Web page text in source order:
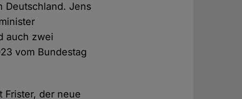
Deutschland. Jens
auch zwei
vom Bundestag
Frister, der neue